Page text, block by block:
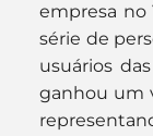
empresa no
série de
usuários
ganhou um